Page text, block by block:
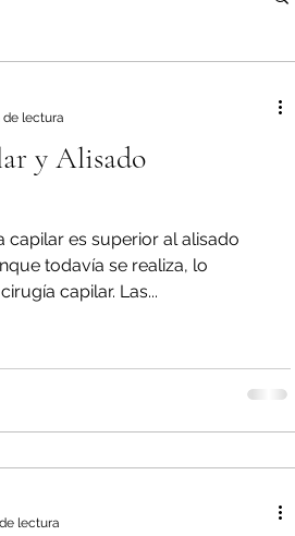
y Alisado
capilar es superior al alisado
todavía se realiza, lo
capilar. Las...
de lectura
lectura